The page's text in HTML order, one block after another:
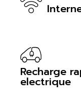
Recharge
electrique